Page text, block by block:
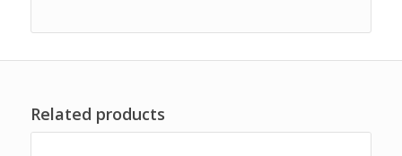
Related products